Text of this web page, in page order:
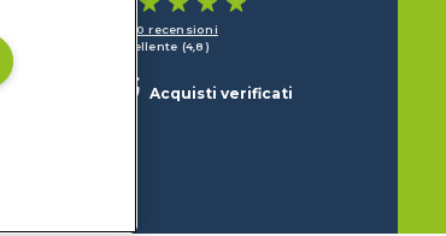
1.640 recensioni
Eccellente (4,8)
Acquisti verificati